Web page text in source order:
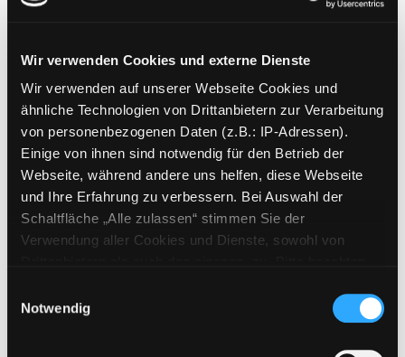
Wir verwenden Cookies und externe Dienste
Wir verwenden auf unserer Webseite Cookies und
ähnliche Technologien von Drittanbietern zur Verarbeitung
von personenbezogenen Daten (z.B.: IP-Adressen).
Einige von ihnen sind notwendig für den Betrieb der
Webseite, während andere uns helfen, diese Webseite
und Ihre Erfahrung zu verbessern. Bei Auswahl der
Schaltfläche „Alle zulassen“ stimmen Sie der
Verwendung aller Cookies und Dienste, sowohl von
Cookies von Drittanbietern, eine Verarbeitung in
unsicheren Drittländern (Länder außerhalb des EWR
ohne adäquates Datenschutzniveau) stattfinden kann. In
Notwendig
München, Hanser
Exemplar-Details von Forderung anzeigen
Mediengruppe: Belletristik
Roman
Verfasser:
Grisham, John Suche nach
Jahr:
Verlag: München, Heyne
Mediengruppe:Sachbuch
Probier's doch mal mit
Korruption!
Suche nach diesem Verfasser